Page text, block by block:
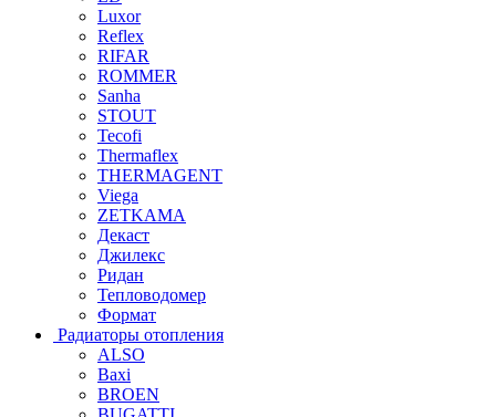
Luxor
Reflex
RIFAR
ROMMER
Sanha
STOUT
Tecofi
Thermaflex
THERMAGENT
Viega
ZETKAMA
Декаст
Джилекс
Ридан
Тепловодомер
Формат
Радиаторы отопления
ALSO
Baxi
BROEN